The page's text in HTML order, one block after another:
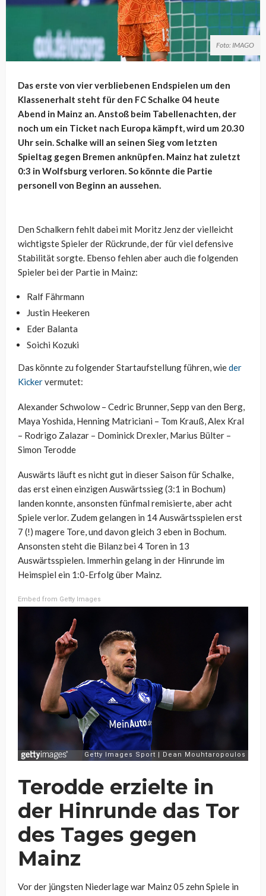
Foto: IMAGO
Das erste von vier verbliebenen Endspielen um den
Klassenerhalt steht für den FC Schalke 04 heute
Abend in Mainz an. Anstoß beim Tabellenachten, der
noch um ein Ticket nach Europa kämpft, wird um 20.30
Uhr sein. Schalke will an seinen Sieg vom letzten
Spieltag gegen Bremen anknüpfen. Mainz hat zuletzt
0:3 in Wolfsburg verloren. So könnte die Partie
personell von Beginn an aussehen.
Den Schalkern fehlt dabei mit Moritz Jenz der vielleicht
wichtigste Spieler der Rückrunde, der für viel defensive
Stabilität sorgte. Ebenso fehlen aber auch die folgenden
Spieler bei der Partie in Mainz:
Ralf Fährmann
Justin Heekeren
Eder Balanta
Soichi Kozuki
Das könnte zu folgender Startaufstellung führen, wieder
Kickervermutet:
Alexander Schwolow – Cedric Brunner, Sepp van den Berg,
Maya Yoshida, Henning Matriciani – Tom Krauß, Alex Kral
– Rodrigo Zalazar – Dominick Drexler, Marius Bülter –
Simon Terodde
Auswärts läuft es nicht gut in dieser Saison für Schalke,
das erst einen einzigen Auswärtssieg (3:1 in Bochum)
landen konnte, ansonsten fünfmal remisierte, aber acht
Spiele verlor. Zudem gelangen in 14 Auswärtsspielen erst
7 (!) magere Tore, und davon gleich 3 eben in Bochum.
Ansonsten steht die Bilanz bei 4 Toren in 13
Auswärtsspielen. Immerhin gelang in der Hinrunde im
Heimspiel ein 1:0-Erfolg über Mainz.
Embed from Getty Images
Terodde erzielte in
der Hinrunde das Tor
des Tages gegen
Mainz
Vor der jüngsten Niederlage war Mainz 05 zehn Spiele in